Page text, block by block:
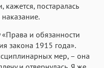
кажется, постаралась
«Права и обязанности
закона 1915 года».
мер, – она